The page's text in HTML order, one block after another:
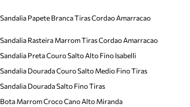
Sandalia Papete Branca Tiras Cordao Amarracao
Sandalia Rasteira Marrom Tiras Cordao Amarracao
Sandalia Preta Couro Salto Alto Fino Isabelli
Sandalia Dourada Couro Salto Medio Fino Tiras
Sandalia Dourada Salto Fino Tiras
Bota Marrom Croco Cano Alto Miranda